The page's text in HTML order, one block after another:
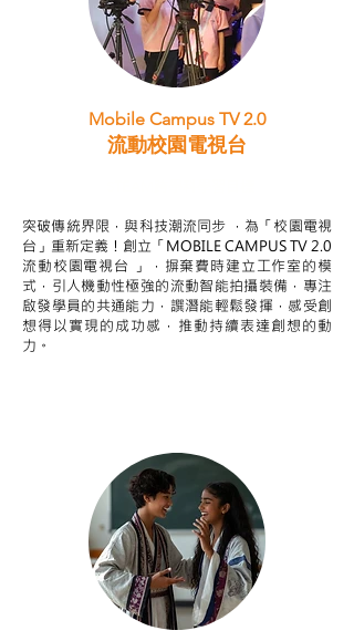
Mobile Campus TV 2.0
流動校園電視台
突破傳統界限，與科技潮流同步 ，為「校園電視
台」重新定義！創立「MOBILE CAMPUS TV 2.0
流動校園電視台 」，摒棄費時建立工作室的模
式，引人機動性極強的流動智能拍攝裝備，專注
啟發學員的共通能力，譔潛能輕鬆發揮，感受創
想得以實現的成功感，推動持續表達創想的動
力。